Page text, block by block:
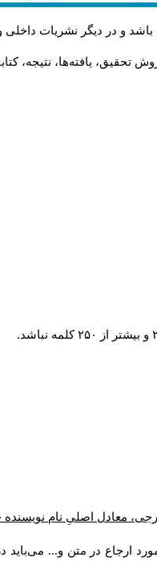
و در دیگر نشریات
یافته‌ها، نتیجه،
معادل اصلیِ نام
ارجاع در متن و...